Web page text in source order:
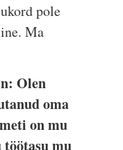
pole
Ma
Olen
oma
on mu
töötasu mu